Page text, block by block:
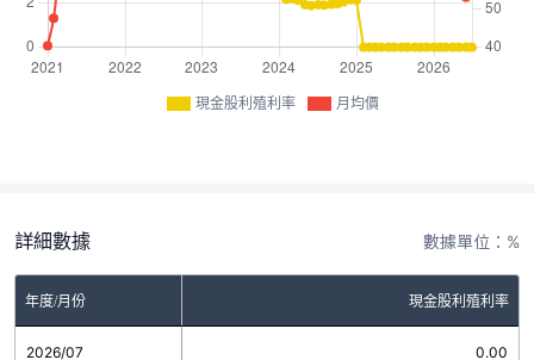
現金股利殖利率 月均價
詳細數據 數據單位：%
年度/月份 現金股利殖利率
2026/07 0.00